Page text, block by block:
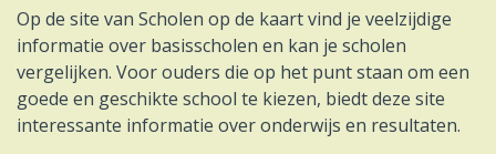
Op de site van Scholen op de kaart vind je veelzijdige
informatie over basisscholen en kan je scholen
vergelijken. Voor ouders die op het punt staan om een
goede en geschikte school te kiezen, biedt deze site
interessante informatie over onderwijs en resultaten.